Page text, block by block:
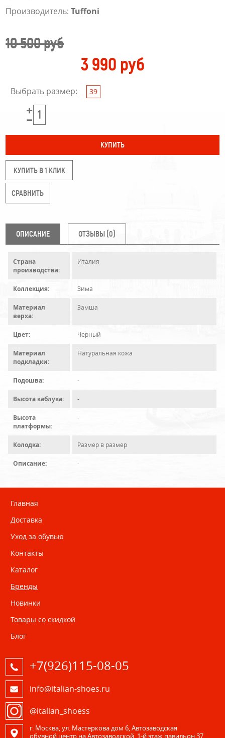
Производитель: Tuffoni
10 500 руб
3 990 руб
Выбрать размер: 39
КУПИТЬ В 1 КЛИК
ОПИСАНИЕ ОТЗЫВЫ (0)
Страна
производства:
Италия
Коллекция: Зима
Материал
верха:
Замша
Цвет: Черный
Материал
подкладки:
Натуральная кожа
Подошва: -
Высота каблука: -
Высота
платформы:
-
Колодка: Размер в размер
Описание: -
Главная
Доставка
Уход за обувью
Контакты
Каталог
Бренды
Новинки
Товары со скидкой
Блог
+7(926)115-08-05
info@italian-shoes.ru
@italian_shoess
г. Москва, ул. Мастеркова дом 6, Автозаводская
обувной центр на Автозаводской, 1-й этаж павильон 37.